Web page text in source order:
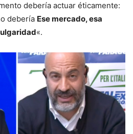
debería actuar éticamente:
debería Ese mercado, esa
«.